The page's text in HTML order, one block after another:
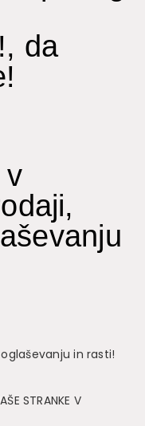
da
v
in rasti!
STRANKE V